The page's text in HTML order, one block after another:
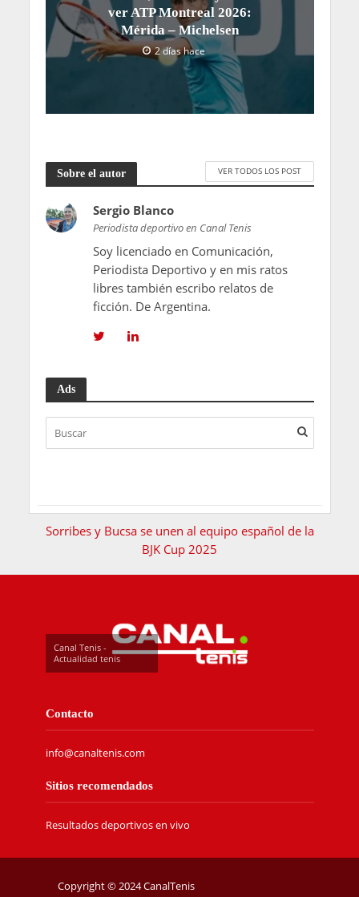
ver ATP Montreal 2026:
Mérida – Michelsen
2 días hace
Sobre el autor VER TODOS LOS POST
Sergio Blanco
Periodista deportivo en Canal Tenis
Soy licenciado en Comunicación,
Periodista Deportivo y en mis ratos
libres también escribo relatos de
ficción. De Argentina.
Ads
Sorribes y Bucsa se unen al equipo español de la
BJK Cup 2025
Canal Tenis -
Actualidad tenis
Contacto
info@canaltenis.com
Sitios recomendados
Resultados deportivos en vivo
Copyright © 2024 CanalTenis